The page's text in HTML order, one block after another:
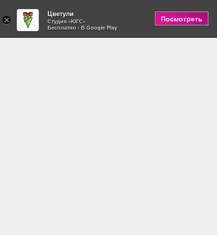
Медвежонок
×
Цветули
Студия «ЮГС»
Бесплатно - В Google Play
Посмотреть